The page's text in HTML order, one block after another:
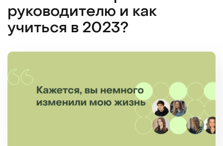
руководителю и как
учиться в 2023?